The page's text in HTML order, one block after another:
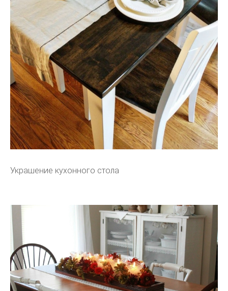
Украшение кухонного стола